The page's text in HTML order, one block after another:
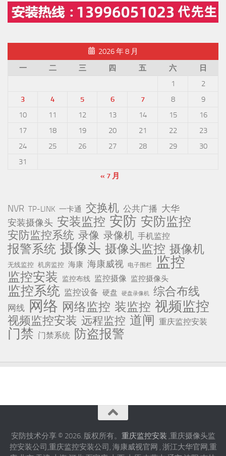
2026 年 8 月
一
二 三 四 五 六
日
1
2
3
4 5 6 7 8
9
10
11 12 13 14 15
16
17
18 19 20 21 22
23
24
25 26 27 28 29
30
31
« 7 月
NVR TP-LINK 一卡通 交换机 公共广播 大华
安装摄像头 安装监控 安防 安防监控
安防监控系统 录像 录像机 手机监控
报警系统 摄像头 摄像头监控 摄像机
无线监控 机房监控 海康 海康威视 电子围栏 监控
监控安装 监控布线 监控摄像 监控摄像头
监控系统 监控设备 硬盘 硬盘录像机 综合布线
网线 网络 网络监控 装监控 视频监控
视频监控安装 远程监控 道闸 重庆监控安装
门禁 门禁系统 防盗报警
安防技术分享 © 2026. 版权所有。 重庆监控安装 ,重庆摄像头监
控安装公司,重庆监控安装公司, 海康威视官网 , 浙江大华官网,重